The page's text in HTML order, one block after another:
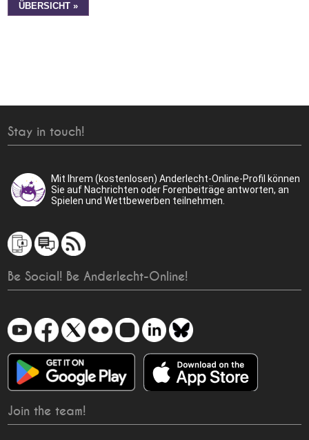
ÜBERSICHT »
Stay in touch!
Mit Ihrem (kostenlosen) Anderlecht-Online-Profil können
Sie auf Nachrichten oder Forenbeiträge antworten, an
Spielen und Wettbewerben teilnehmen.
Be Social! Be Anderlecht-Online!
Join the team!